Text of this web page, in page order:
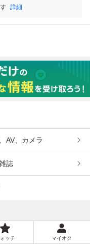
詳細
AV、カメラ
誌
ッチ マイオク